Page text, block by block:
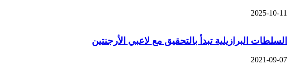
2025-10-11
السلطات البرازيلية تبدأ بالتحقيق مع لاعبي الأرجنتين
2021-09-07